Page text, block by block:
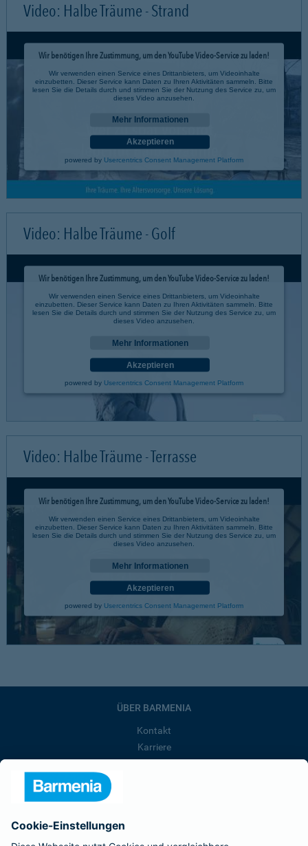
Video: Halbe Träume - Strand
Wir benötigen Ihre Zustimmung, um den YouTube Video-Service zu laden!
Wir verwenden einen Service eines Drittanbieters, um Videoinhalte
einzubetten. Dieser Service kann Daten zu Ihren Aktivitäten sammeln. Bitte
lesen Sie die Details durch und stimmen Sie der Nutzung des Service zu, um
dieses Video anzusehen.
Mehr Informationen
Akzeptieren
powered by Usercentrics Consent Management Platform
Video: Halbe Träume - Golf
Wir benötigen Ihre Zustimmung, um den YouTube Video-Service zu laden!
Wir verwenden einen Service eines Drittanbieters, um Videoinhalte
einzubetten. Dieser Service kann Daten zu Ihren Aktivitäten sammeln. Bitte
lesen Sie die Details durch und stimmen Sie der Nutzung des Service zu, um
dieses Video anzusehen.
Mehr Informationen
Akzeptieren
powered by Usercentrics Consent Management Platform
Video: Halbe Träume - Terrasse
Wir benötigen Ihre Zustimmung, um den YouTube Video-Service zu laden!
Wir verwenden einen Service eines Drittanbieters, um Videoinhalte
einzubetten. Dieser Service kann Daten zu Ihren Aktivitäten sammeln. Bitte
lesen Sie die Details durch und stimmen Sie der Nutzung des Service zu, um
dieses Video anzusehen.
Mehr Informationen
Akzeptieren
powered by Usercentrics Consent Management Platform
ÜBER BARMENIA
Kontakt
Karriere
Barmenia ist Teil der BarmeniaGothaer